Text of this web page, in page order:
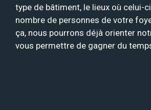
type de bâtiment, le lieux où celui-
nombre de personnes de votre
ça, nous pourrons déjà orienter
vous permettre de gagner du